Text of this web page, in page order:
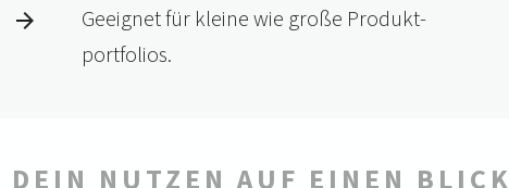
Geeignet für kleine wie große Produkt­
portfolios.
DEIN NUTZEN AUF EINEN BLICK